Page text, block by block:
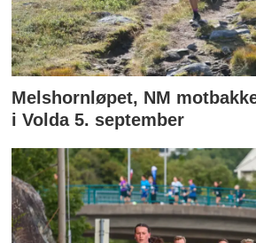
Melshornløpet, NM
i Volda 5. september